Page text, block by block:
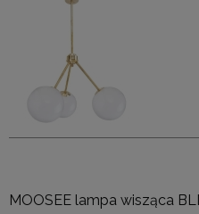
MOOSEE lampa wisząca